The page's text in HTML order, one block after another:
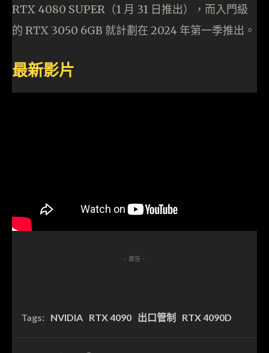
RTX 4080 SUPER（1 月 31 日推出），而入門級
的 RTX 3050 6GB 就計劃在 2024 年第一季推出。
最新影片
- 廣告 -
Tags: NVIDIA RTX 4090 出口管制 RTX 4090D